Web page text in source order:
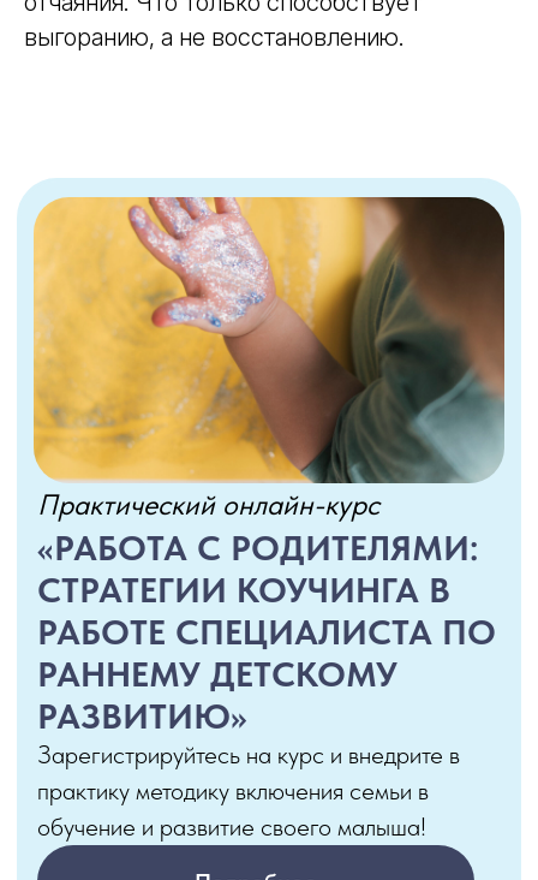
выгоранию, а не восстановлению.